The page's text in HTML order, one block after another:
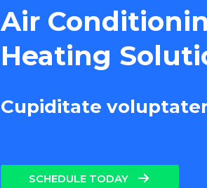
Air
Heating
Cupiditate
SCHEDULE TODAY